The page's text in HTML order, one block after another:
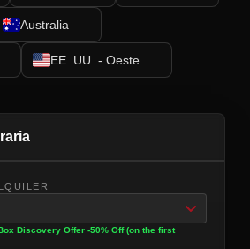
Australia
EE. UU. - Oeste
Discovery Offer -50% Off (on the first